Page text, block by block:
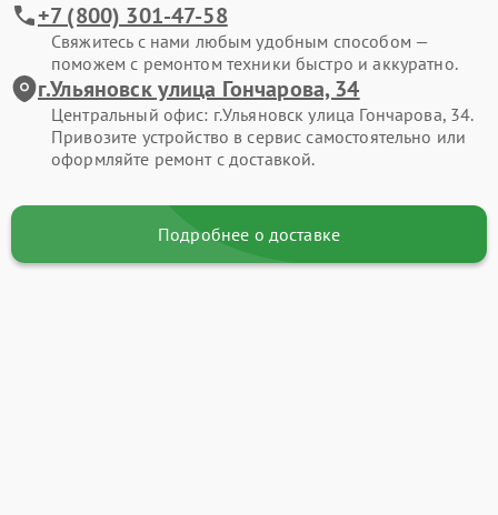
+7 (800) 301-47-58
Свяжитесь с нами любым удобным способом —
поможем с ремонтом техники быстро и аккуратно.
г.Ульяновск улица Гончарова, 34
Центральный офис: г.Ульяновск улица Гончарова, 34.
Привозите устройство в сервис самостоятельно или
оформляйте ремонт с доставкой.
Подробнее о доставке